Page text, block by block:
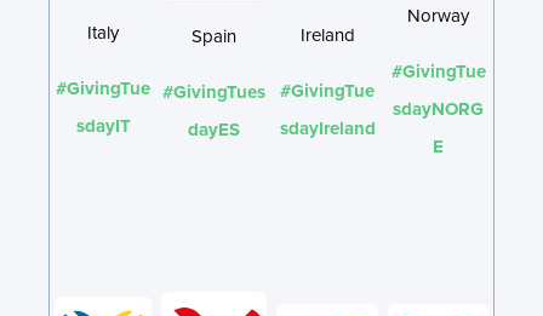
Italy
#GivingTue
sdayIT
Spain
#GivingTues
dayES
Ireland
#GivingTue
sdayIreland
Norway
#GivingTue
sdayNORG
E